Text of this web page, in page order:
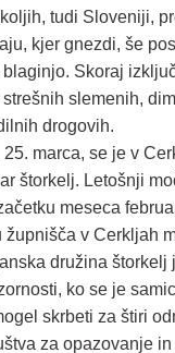
tudi Sloveniji,
kjer gnezdi, še
Skoraj
slemenih,
drogovih.
marca, se je v
štorkelj. Letošnji
meseca
župnišča v Cerkljah
družina štorkelj
ko se je
skrbeti za štiri
za opazovanje